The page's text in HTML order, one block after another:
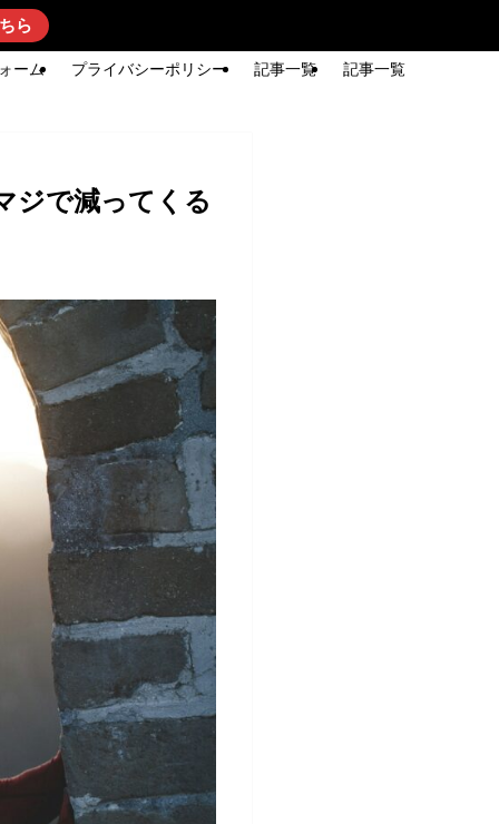
ら
ーム プライバシーポリシー 記事一覧 記事一覧
ジで減ってくる